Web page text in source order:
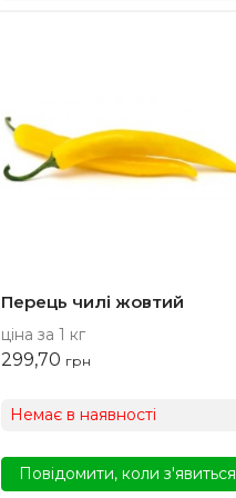
Перець чилі жовтий
ціна за 1 кг
299,70 грн
Немає в наявності
Повідомити, коли з'явиться